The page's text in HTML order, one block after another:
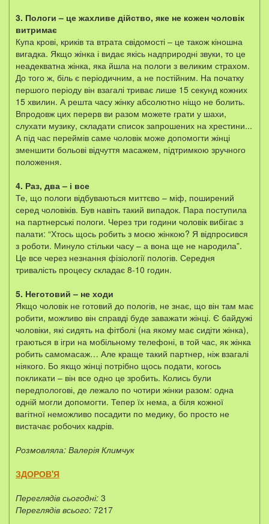
3. Пологи – це жахливе дійство, яке не кожен чоловік
витримає
Купа крові, криків та втрата свідомості – це також кіношна
вигадка. Якщо жінка і видає якісь надприродні звуки, то це
неадекватна жінка, яка йшла на пологи з великим страхом.
До того ж, біль є періодичним, а не постійним. На початку
першого періоду він взагалі триває лише 15 секунд кожних
15 хвилин. А решта часу жінку абсолютно ніщо не болить.
Впродовж цих перерв ви разом можете грати у шахи,
слухати музику, складати список запрошених на хрестини...
А під час переймів саме чоловік може допомогти жінці
зменшити больові відчуття масажем, підтримкою зручного
положення.
4. Раз, два – і все
Те, що пологи відбуваються миттєво – міф, поширений
серед чоловіків. Був навіть такий випадок. Пара поступила
на партнерські пологи. Через три години чоловік вибігає з
палати: “Хтось щось робить з моєю жінкою? Я відпросився
з роботи. Минуло стільки часу – а вона ще не народила”.
Це все через незнання фізіології пологів. Середня
тривалість процесу складає 8-10 годин.
5. Неготовий – не ходи
Якщо чоловік не готовий до пологів, не знає, що він там має
робити, можливо він справді буде заважати жінці. Є байдужі
чоловіки, які сидять на фітболі (на якому має сидіти жінка),
граються в ігри на мобільному телефоні, в той час, як жінка
робить самомасаж… Але краще такий партнер, ніж взагалі
ніякого. Бо якщо жінці потрібно щось подати, когось
покликати – він все одно це зробить. Колись були
передпологові, де лежало по чотири жінки разом: одна
одній могли допомогти. Тепер їх нема, а біля кожної
вагітної неможливо посадити по медику, бо просто не
вистачає робочих кадрів.
Розмовляла: Валерія Климчук
ЗДОРОВ'Я
Переглядів сьогодні: 3
Переглядів всього: 7217